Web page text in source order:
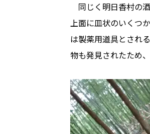
同じく明日香村の
上面に皿状のいくつ
は製薬用道具とされ
物も発見されたため